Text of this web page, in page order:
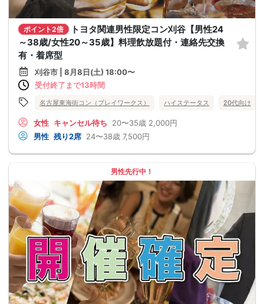
ポイント2倍
トヨタ関連男性限定コン刈谷【男性24
～38歳/女性20～35歳】料理飲放題付・連絡先交換
有・着席型
刈谷市 | 8月8日(土) 18:00〜
受付終了まで13時間
名古屋東海街コン（プレイワークス） ハイステータス 20代向け
女性 キャンセル待ち 20〜35歳 2,000円
男性 残り2席 24〜38歳 7,500円
男性先行中！